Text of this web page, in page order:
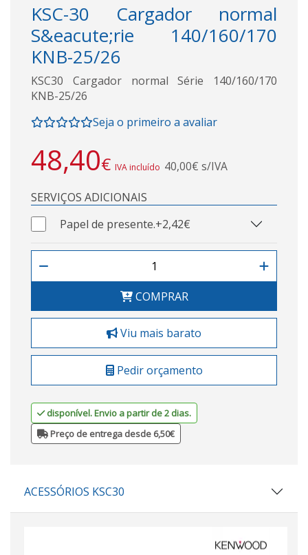
KSC-30 Cargador normal
S&eacute;rie 140/160/170
KNB-25/26
KSC30 Cargador normal Série 140/160/170
KNB-25/26
Seja o primeiro a avaliar
48,40€ IVA incluído 40,00€ s/IVA
SERVIÇOS ADICIONAIS
Papel de presente.+2,42€
COMPRAR
Viu mais barato
Pedir orçamento
disponível. Envio a partir de 2 dias.
Preço de entrega desde 6,50€
ACESSÓRIOS KSC30